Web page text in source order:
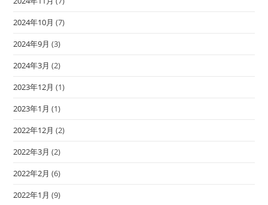
2024年10月 (7)
2024年9月 (3)
2024年3月 (2)
2023年12月 (1)
2023年1月 (1)
2022年12月 (2)
2022年3月 (2)
2022年2月 (6)
2022年1月 (9)